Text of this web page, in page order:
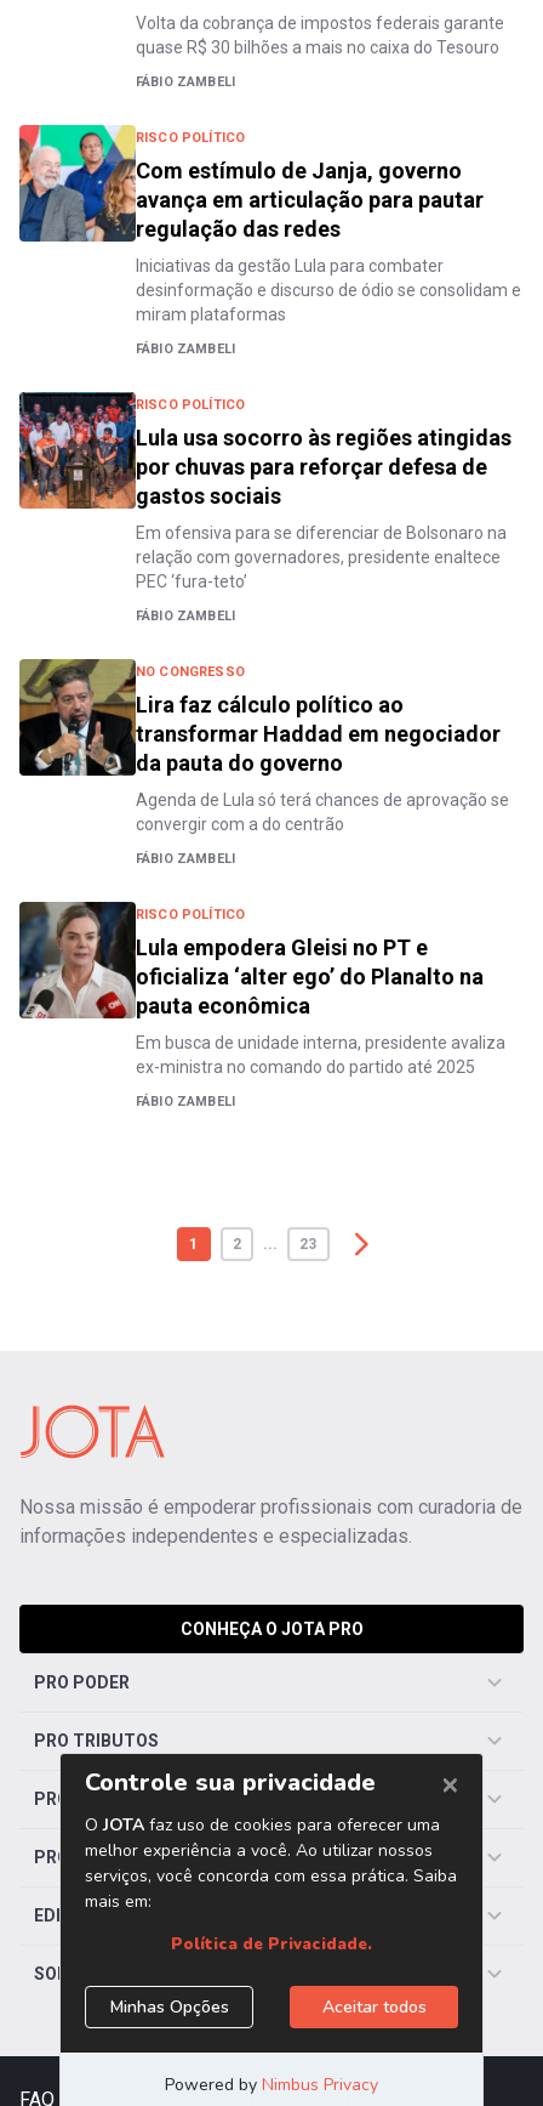
Volta da cobrança de impostos federais garante
quase R$ 30 bilhões a mais no caixa do Tesouro
FÁBIO ZAMBELI
RISCO POLÍTICO
Com estímulo de Janja, governo
avança em articulação para pautar
regulação das redes
Iniciativas da gestão Lula para combater
desinformação e discurso de ódio se consolidam e
miram plataformas
FÁBIO ZAMBELI
RISCO POLÍTICO
Lula usa socorro às regiões atingidas
por chuvas para reforçar defesa de
gastos sociais
Em ofensiva para se diferenciar de Bolsonaro na
relação com governadores, presidente enaltece
PEC ‘fura-teto’
FÁBIO ZAMBELI
NO CONGRESSO
Lira faz cálculo político ao
transformar Haddad em negociador
da pauta do governo
Agenda de Lula só terá chances de aprovação se
convergir com a do centrão
FÁBIO ZAMBELI
RISCO POLÍTICO
Lula empodera Gleisi no PT e
oficializa ‘alter ego’ do Planalto na
pauta econômica
Em busca de unidade interna, presidente avaliza
ex-ministra no comando do partido até 2025
FÁBIO ZAMBELI
1 2 ... 23
Nossa missão é empoderar profissionais com curadoria de
informações independentes e especializadas.
CONHEÇA O JOTA PRO
PRO PODER
PRO TRIBUTOS
PRO TRABALHISTA
PRO SAÚDE
EDITORIAS
SOBRE O JOTA
FAQ Trabalhe Conosco